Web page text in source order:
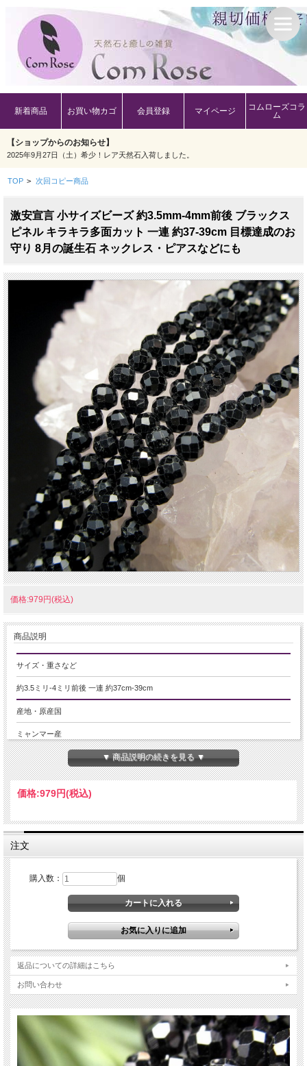
新着商品 お買い物カゴ 会員登録 マイページ
コムローズコラ
ム
【ショップからのお知らせ】
2025年9月27日（土）希少！レア天然石入荷しました。
TOP > 次回コピー商品
激安宣言 小サイズビーズ 約3.5mm-4mm前後 ブラックス
ピネル キラキラ多面カット 一連 約37-39cm 目標達成のお
守り 8月の誕生石 ネックレス・ピアスなどにも
価格:979円(税込)
商品説明
サイズ・重さなど
約3.5ミリ-4ミリ前後 一連 約37cm-39cm
産地・原産国
ミャンマー産
グレードなど
-
ブラックスピネル【尖晶石】
商品説明
小粒サイズの多面カットが施された、天然石ビーズの一連販売です。
光を受けるたびに細やかに反射し、キラキラとした上品な輝きをお楽しみいただ
ネックレスやブレスレットはもちろん、ピアスやチャームなど、幅広いハンドメ
同形状で様々な天然石があるため、色違いや石違いで揃えるのもオススメです。
【意味合い・云われ・伝承等】
勝利を呼ぶ石
目標達成
悪習間を断つ
ご注意事項
※穴径は約0.2mmのため、オペロンゴムやシリコンゴムは通りません。ご理解い
ただける方のみお買い求めください。
※天然石ですので細かなカケや凹み、歪な部分やクラックなどがある場合があり
▼ 商品説明の続きを見る ▼
価格:979円(税込)
注文
購入数： 個
返品についての詳細はこちら
お問い合わせ